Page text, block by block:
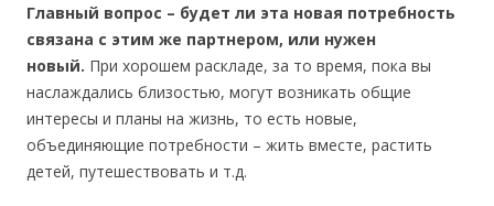
Главный вопрос – будет ли эта новая потребность
связана с этим же партнером, или нужен
новый. При хорошем раскладе, за то время, пока вы
наслаждались близостью, могут возникать общие
интересы и планы на жизнь, то есть новые,
объединяющие потребности – жить вместе, растить
детей, путешествовать и т.д.